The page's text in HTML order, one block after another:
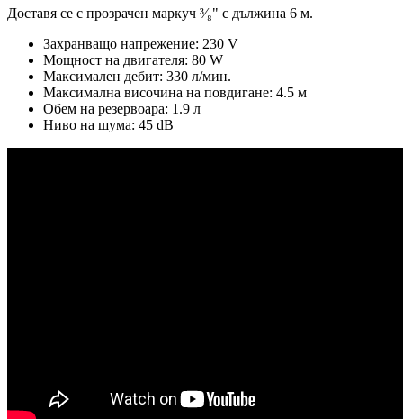
Доставя се с прозрачен маркуч ³⁄₈" с дължина 6 м.
Захранващо напрежение: 230 V
Мощност на двигателя: 80 W
Максимален дебит: 330 л/мин.
Максимална височина на повдигане: 4.5 м
Обем на резервоара: 1.9 л
Ниво на шума: 45 dB